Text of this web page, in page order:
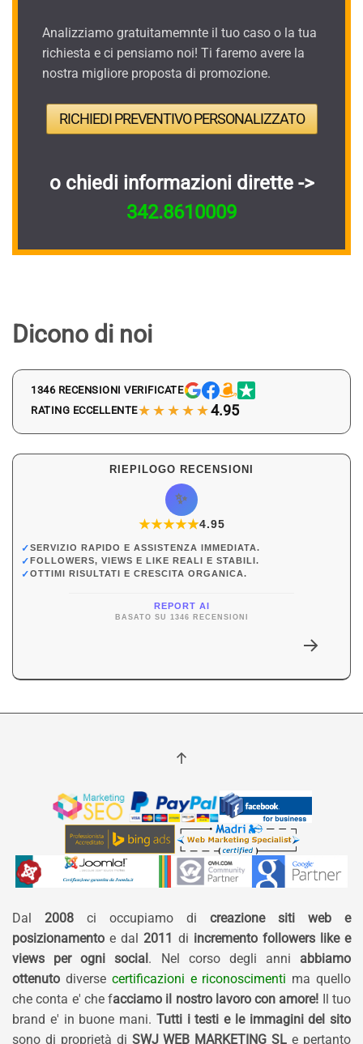
Analizziamo gratuitamemnte il tuo caso o la tua
richiesta e ci pensiamo noi! Ti faremo avere la
nostra migliore proposta di promozione.
RICHIEDI PREVENTIVO PERSONALIZZATO
o chiedi informazioni dirette ->
342.8610009
Dicono di noi
1346 RECENSIONI VERIFICATE
RATING ECCELLENTE★★★★★4.95
RIEPILOGO RECENSIONI
✨
★★★★★
★4.95
✓SERVIZIO RAPIDO E ASSISTENZA IMMEDIATA.
✓FOLLOWERS, VIEWS E LIKE REALI E STABILI.
✓OTTIMI RISULTATI E CRESCITA ORGANICA.
REPORT AI
BASATO SU 1346 RECENSIONI
Dal 2008 ci occupiamo di creazione siti web e
posizionamento e dal 2011 di incremento followers like e
views per ogni social. Nel corso degli anni abbiamo
ottenuto diverse certificazioni e riconoscimenti ma quello
che conta e' che facciamo il nostro lavoro con amore! Il tuo
brand e' in buone mani. Tutti i testi e le immagini del sito
sono di proprietà di SWJ WEB MARKETING SL e pertanto